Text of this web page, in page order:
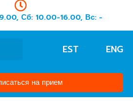
Сб: 10.00-16.00, Вс: -
EST ENG
на прием